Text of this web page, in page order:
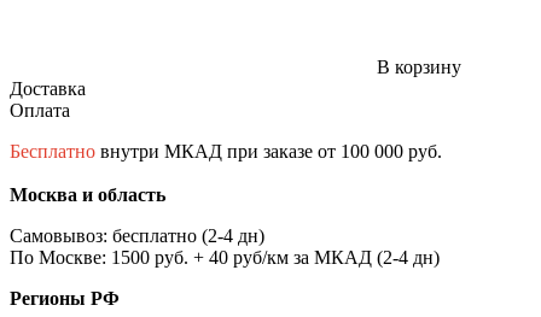
В корзину
Доставка
Оплата
Бесплатно внутри МКАД при заказе от 100 000 руб.
Москва и область
Самовывоз: бесплатно (2-4 дн)
По Москве: 1500 руб. + 40 руб/км за МКАД (2-4 дн)
Регионы РФ